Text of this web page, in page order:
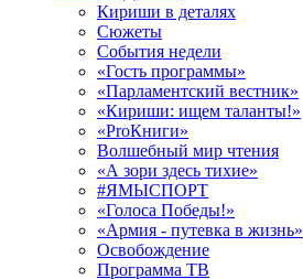
Кириши в деталях
Сюжеты
События недели
«Гость программы»
«Парламентский вестник»
«Кириши: ищем таланты!»
«ProКниги»
Волшебный мир чтения
«А зори здесь тихие»
#ЯМЫСПОРТ
«Голоса Победы!»
«Армия - путевка в жизнь»
Освобождение
Программа ТВ